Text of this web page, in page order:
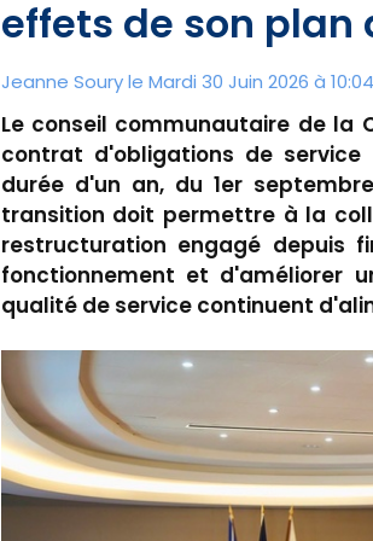
effets de son
Jeanne Soury le Mardi 30 Juin 2026 à 10:04
Le conseil communautaire de la
contrat d'obligations de service
durée d'un an, du 1er
transition doit permettre à la
restructuration engagé depuis
fonctionnement et d'améliorer
qualité de service continuent